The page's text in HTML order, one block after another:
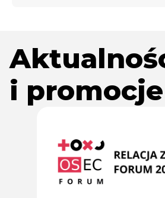
i promocje